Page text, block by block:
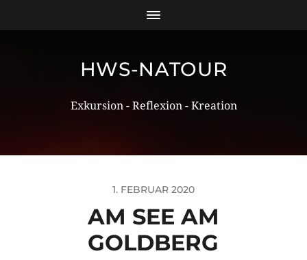
HWS-NATOUR
Exkursion - Reflexion - Kreation
1. FEBRUAR 2020
AM SEE AM
GOLDBERG